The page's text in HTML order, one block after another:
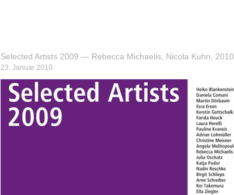
Selected Artists 2009 — Rebecca Michaelis, Nicola Kuhn, 2010
23. Januar 2010